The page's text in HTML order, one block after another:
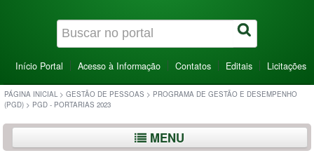
Início Portal Acesso à Informação Contatos Editais Licitações
PÁGINA INICIAL > GESTÃO DE PESSOAS > PROGRAMA DE GESTÃO E DESEMPENHO
(PGD) > PGD - PORTARIAS 2023
MENU